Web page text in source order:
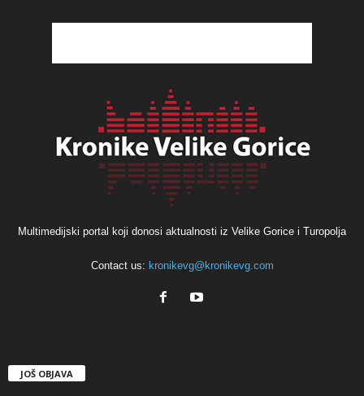
Multimedijski portal koji donosi aktualnosti iz Velike Gorice i Turopolja
Contact us: kronikevg@kronikevg.com
JOŠ OBJAVA